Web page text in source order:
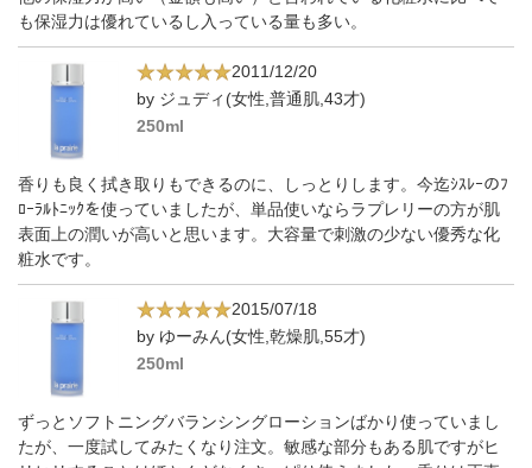
も保湿力は優れているし入っている量も多い。
2011/12/20
by ジュディ(女性,普通肌,43才)
250ml
香りも良く拭き取りもできるのに、しっとりします。今迄ｼｽﾚｰのﾌ
ﾛｰﾗﾙﾄﾆｯｸを使っていましたが、単品使いならラプレリーの方が肌
表面上の潤いが高いと思います。大容量で刺激の少ない優秀な化
粧水です。
2015/07/18
by ゆーみん(女性,乾燥肌,55才)
250ml
ずっとソフトニングバランシングローションばかり使っていまし
たが、一度試してみたくなり注文。敏感な部分もある肌ですがヒ